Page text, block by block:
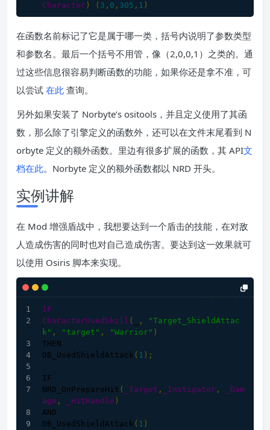
Character ) ( 3 , 0 , 305 , 1 )
在函数名前标记了它是属于哪一类，括号内说明了参数类型
和参数名。最后一个括号不用管，像（2,0,0,1）之类的。通
过这些信息很容易判断函数的功能，如果你还是拿不准，可
以尝试 在此 查询。
另外如果安装了 Norbyte’s ositools，并且定义使用了其函
数，那么除了引擎定义的函数外，还可以在文件末尾看到 N
orbyte 定义的额外函数。里边有很多扩展的函数，其 API文
档在此。Norbyte 定义的额外函数都以 NRD 开头。
实例讲解
在 Mod 增强盾战中，我想要达到一个盾击的技能，在对敌
人造成伤害的同时也对自己造成伤害。要达到这一效果就可
以使用 Osiris 脚本来实现。
IF
CharacterUsedSkill ( ,
"Target_ShieldAttac
k" , "target" , "Warrior" )
THEN
DB_UsedShieldAttack ( 1 ) ;
IF
NRD_OnPrepareHit ( _Target , _Instigator ,
_Dam
age , _HitHandle )
AND
DB_UsedShieldAttack ( 1 )